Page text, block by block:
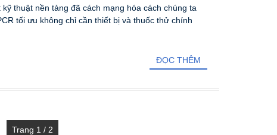
thuật nền tảng đã cách mạng hóa cách chúng ta
tối ưu không chỉ cần thiết bị và thuốc thử chính
ĐỌC THÊM
Trang 1 / 2